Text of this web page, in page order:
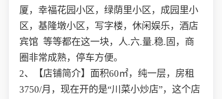
厦，幸福花园小区，绿荫里小区，成园里小
区，基隆墩小区，写字楼，休闲娱乐，酒店
宾馆 等等都在这一块，人.六.量.稳.固，商
圈非常成熟，停车方便。
2、【店铺简介】面积60㎡，纯一层，房租
3750/月，现在开的是“川菜小炒店”，这个店